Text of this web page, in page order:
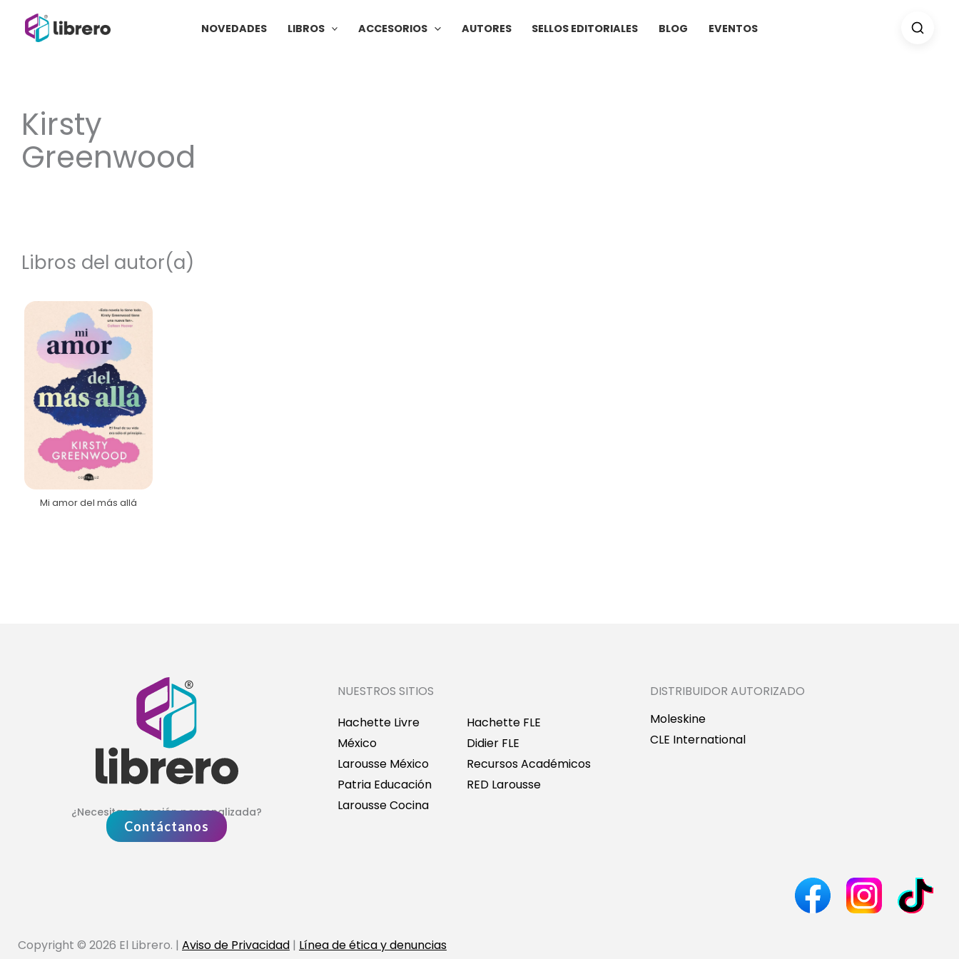
NOVEDADES LIBROS ACCESORIOS AUTORES SELLOS EDITORIALES BLOG EVENTOS
Kirsty
Greenwood
Libros del autor(a)
Mi amor del más allá
¿Necesitas atención personalizada?
Contáctanos
NUESTROS SITIOS
Hachette Livre
México
Larousse México
Patria Educación
Larousse Cocina
Hachette FLE
Didier FLE
Recursos Académicos
RED Larousse
DISTRIBUIDOR AUTORIZADO
Moleskine
CLE International
Copyright © 2026 El Librero. | Aviso de Privacidad | Línea de ética y denuncias